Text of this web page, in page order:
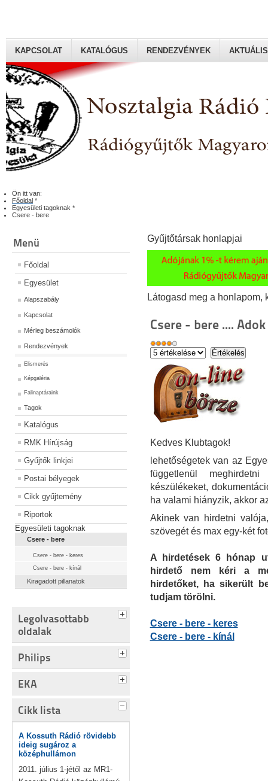
Rádiógyűjtők Magyaroszági Klubja
KAPCSOLAT KATALÓGUS RENDEZVÉNYEK AKTUÁLIS
Ön itt van:
Főoldal *
Egyesületi tagoknak *
Csere - bere
Menü
Főoldal
Egyesület
Alapszabály
Kapcsolat
Mérleg beszámolók
Rendezvények
Elismerés
Képgaléria
Falinaptáraink
Tagok
Katalógus
RMK Hírújság
Gyűjtők linkjei
Postai bélyegek
Cikk gyűjtemény
Riportok
Egyesületi tagoknak
Csere - bere
Csere - bere - keres
Csere - bere - kínál
Kiragadott pillanatok
Legolvasottabb
oldalak
Philips
EKA
Cikk lista
A Kossuth Rádió rövidebb
ideig sugároz a
középhullámon
2011. július 1-jétől az MR1-
Gyűjtőtársak honlapjai
Látogasd meg a honlapom,
Csere - bere ....
Kedves Klubtagok!
lehetőségetek van az
függetlenül
készülékeket,
ha valami hiányzik, akkor
Akinek van hirdetni
szövegét és max egy-két
A hirdetések 6 hónap
hirdető nem kéri a
hirdetőket, ha sikerült
tudjam törölni.
Csere - bere - keres
Csere - bere - kínál